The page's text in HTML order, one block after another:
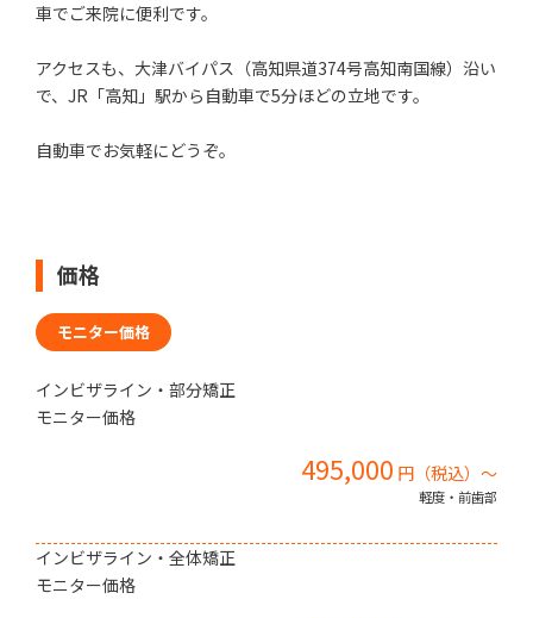
車でご来院に便利です。
アクセスも、大津バイパス（高知県道374号高知南国線）沿い
で、JR「高知」駅から自動車で5分ほどの立地です。
自動車でお気軽にどうぞ。
価格
モニター価格
インビザライン・部分矯正
モニター価格
495,000 円（税込）〜
軽度・前歯部
インビザライン・全体矯正
モニター価格